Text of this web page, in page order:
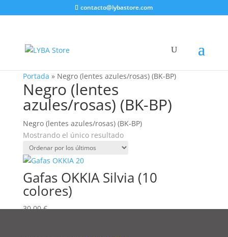
contacto@lybastore.com
Portada » Negro (lentes azules/rosas) (BK-BP)
Negro (lentes
azules/rosas) (BK-BP)
Negro (lentes azules/rosas) (BK-BP)
Mostrando el único resultado
Gafas OKKIA Silvia (10
colores)
30,00€